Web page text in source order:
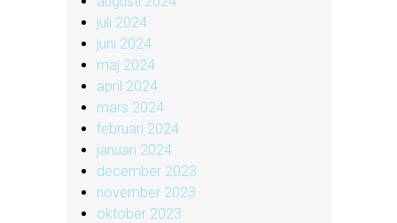
juli 2024
juni 2024
maj 2024
april 2024
mars 2024
februari 2024
januari 2024
december 2023
november 2023
oktober 2023